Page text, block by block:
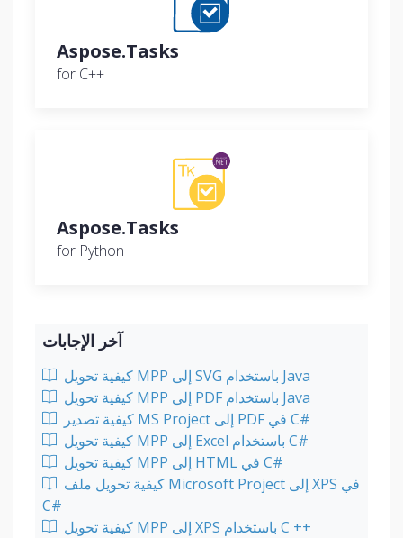
Aspose.Tasks
for C++
Aspose.Tasks
for Python
آخر الإجابات
كيفية تحويل MPP إلى SVG باستخدام Java
كيفية تحويل MPP إلى PDF باستخدام Java
كيفية تصدير MS Project إلى PDF في C#
كيفية تحويل MPP إلى Excel باستخدام C#
كيفية تحويل MPP إلى HTML في C#
C#
كيفية تحويل MPP إلى XPS باستخدام C ++